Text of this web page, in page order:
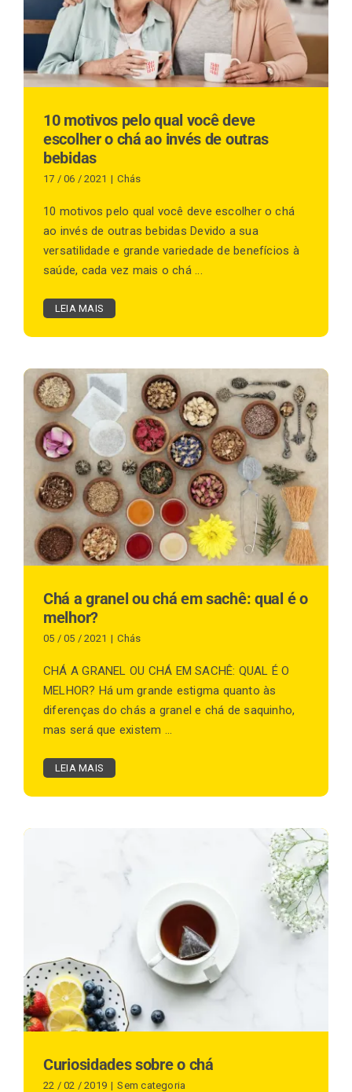
Finalização de compra
Exportação
Contato
10 motivos pelo qual você deve
escolher o chá ao invés de outras
bebidas
17 / 06 / 2021 | Chás
10 motivos pelo qual você deve escolher o chá
ao invés de outras bebidas Devido a sua
versatilidade e grande variedade de benefícios à
saúde, cada vez mais o chá ...
LEIA MAIS
Chá a granel ou chá em sachê: qual é o
melhor?
05 / 05 / 2021 | Chás
CHÁ A GRANEL OU CHÁ EM SACHÊ: QUAL É O
MELHOR? Há um grande estigma quanto às
diferenças do chás a granel e chá de saquinho,
mas será que existem ...
LEIA MAIS
Curiosidades sobre o chá
22 / 02 / 2019 | Sem categoria